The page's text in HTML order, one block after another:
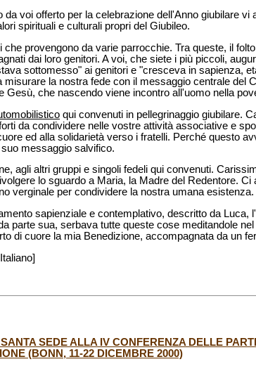
voi offerto per la celebrazione dell'Anno giubilare vi
spirituali e culturali propri del Giubileo.
che provengono da varie parrocchie. Tra queste, il
dai loro genitori. A voi, che siete i più piccoli,
sottomesso" ai genitori e "cresceva in sapienza,
misurare la nostra fede con il messaggio centrale del
Gesù, che nascendo viene incontro all'uomo nella
qui convenuti in pellegrinaggio giubilare.
da condividere nelle vostre attività associative e
ed alla solidarietà verso i fratelli. Perché questo
messaggio salvifico.
agli altri gruppi e singoli fedeli qui convenuti.
lo sguardo a Maria, la Madre del Redentore.
verginale per condividere la nostra umana esistenza.
sapienziale e contemplativo, descritto da Luca,
parte sua, serbava tutte queste cose meditandole
di cuore la mia Benedizione, accompagnata da un
SEDE ALLA IV CONFERENZA DELLE
(BONN, 11-22 DICEMBRE 2000)